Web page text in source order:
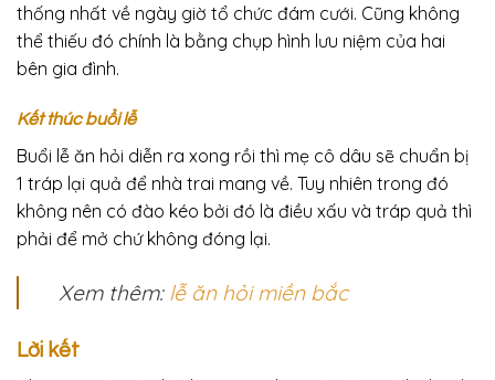
thống nhất về ngày giờ tổ chức đám cưới. Cũng không
thể thiếu đó chính là bằng chụp hình lưu niệm của hai
bên gia đình.
Kết thúc buổi lễ
Buổi lễ ăn hỏi diễn ra xong rồi thì mẹ cô dâu sẽ chuẩn bị
1 tráp lại quả để nhà trai mang về. Tuy nhiên trong đó
không nên có đào kéo bởi đó là điều xấu và tráp quả thì
phải để mở chứ không đóng lại.
Xem thêm: lễ ăn hỏi miền bắc
Lời kết